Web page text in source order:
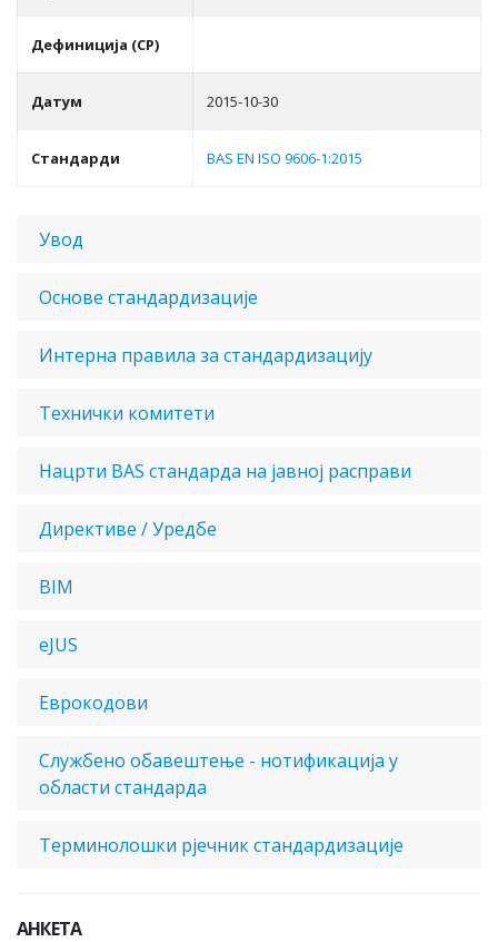
Дефиниција (СР)
Датум 2015-10-30
Стандарди BAS EN ISO 9606-1:2015
Увод
Основе стандардизације
Интерна правила за стандардизацију
Технички комитети
Нацрти BAS стандарда на јавној расправи
Директиве / Уредбе
BIM
eJUS
Еврокодови
Службено обавештење - нотификација у
области стандарда
Терминолошки рјечник стандардизације
АНКЕТА